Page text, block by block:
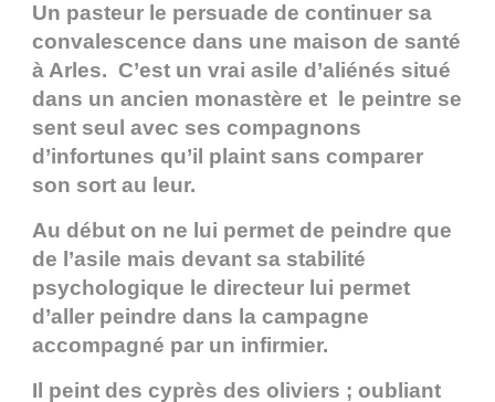
Un pasteur le persuade de continuer sa
convalescence dans une maison de santé
à Arles. C’est un vrai asile d’aliénés situé
dans un ancien monastère et le peintre se
sent seul avec ses compagnons
d’infortunes qu’il plaint sans comparer
son sort au leur.
Au début on ne lui permet de peindre que
de l’asile mais devant sa stabilité
psychologique le directeur lui permet
d’aller peindre dans la campagne
accompagné par un infirmier.
Il peint des cyprès des oliviers ; oubliant